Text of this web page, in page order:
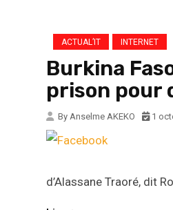
ACTUAL’IT INTERNET
Burkina
prison pour
By Anselme AKEKO 1
d’Alassane Traoré, dit